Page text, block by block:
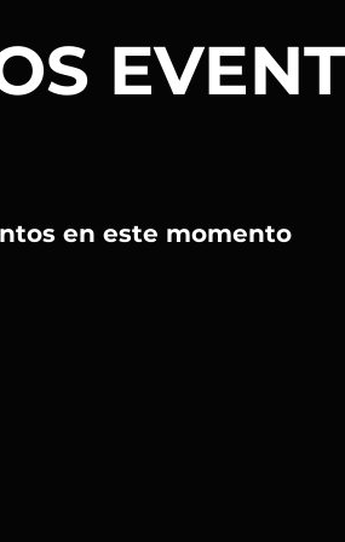
en este momento